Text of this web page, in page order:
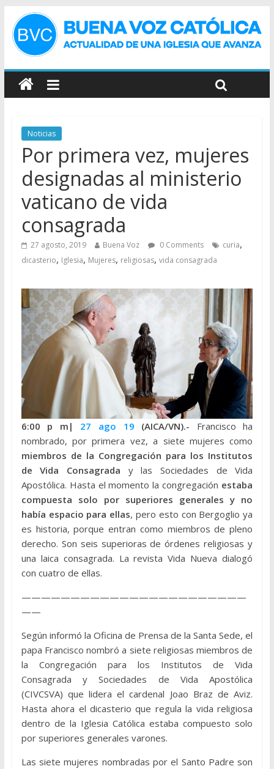
Noticias
Por primera vez, mujeres
designadas al ministerio
vaticano de vida
consagrada
27 agosto, 2019 Buena Voz 0 Comments curia,
dicasterio, Iglesia, Mujeres, religiosas, vida consagrada
6:00 p m| 27 ago 19 (AICA/VN).- Francisco ha
nombrado, por primera vez, a siete mujeres como
miembros de la Congregación para los Institutos
de Vida Consagrada y las Sociedades de Vida
Apostólica. Hasta el momento la congregación estaba
compuesta solo por superiores generales y no
había espacio para ellas, pero esto con Bergoglio ya
es historia, porque entran como miembros de pleno
derecho. Son seis superioras de órdenes religiosas y
una laica consagrada. La revista Vida Nueva dialogó
con cuatro de ellas.
———————————————————————
——
Según informó la Oficina de Prensa de la Santa Sede, el
papa Francisco nombró a siete religiosas miembros de
la Congregación para los Institutos de Vida
Consagrada y Sociedades de Vida Apostólica
(CIVCSVA) que lidera el cardenal Joao Braz de Aviz.
Hasta ahora el dicasterio que regula la vida religiosa
dentro de la Iglesia Católica estaba compuesto solo
por superiores generales varones.
Las siete mujeres nombradas por el Santo Padre son